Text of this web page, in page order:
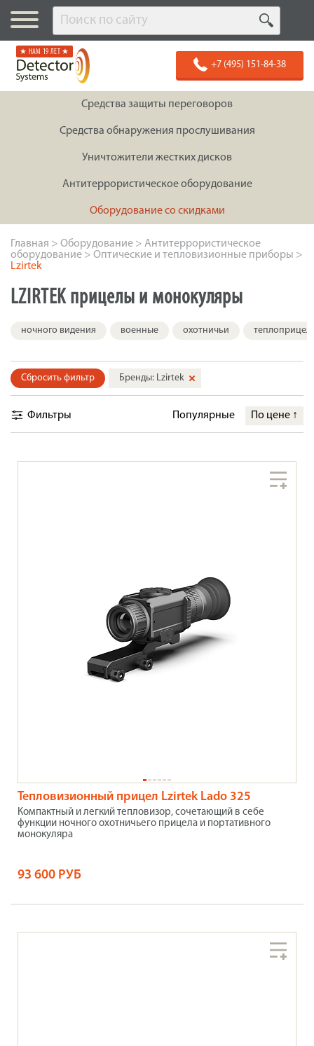
★ НАМ 19 ЛЕТ ★
+7 (495) 151-84-38
Средства защиты переговоров
Средства обнаружения прослушивания
Уничтожители жестких дисков
Антитеррористическое оборудование
Оборудование со скидками
Главная > Оборудование > Антитеррористическое
оборудование > Оптические и тепловизионные приборы >
Lzirtek
LZIRTEK прицелы и монокуляры
ночного видения военные охотничьи
Сбросить фильтр Бренды: Lzirtek
Фильтры Популярные По цене ↑
Тепловизионный прицел Lzirtek Lado 325
Компактный и легкий тепловизор, сочетающий в себе
функции ночного охотничьего прицела и портативного
монокуляра
93 600 РУБ